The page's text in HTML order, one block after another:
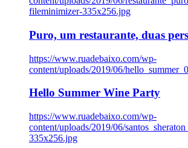
fileminimizer-335x256.jpg
Puro, um restaurante, duas
https://www.ruadebaixo.com/wp-
content/uploads/2019/06/
Hello Summer Wine Party
https://www.ruadebaixo.com/wp-
content/uploads/2019/06/
335x256.jpg